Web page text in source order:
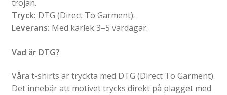
tröjan.
Tryck: DTG (Direct To Garment).
Leverans: Med kärlek 3–5 vardagar.
Vad är DTG?
Våra t-shirts är tryckta med DTG (Direct To Garment).
Det innebär att motivet trycks direkt på plagget med